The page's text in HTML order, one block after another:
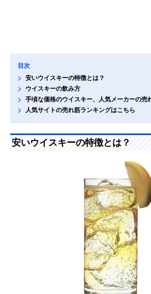
目次
安いウイスキーの特徴とは？
ウイスキーの飲み方
手頃な価格のウイスキー、人気メーカーの売
人気サイトの売れ筋ランキングはこちら
安いウイスキーの特徴とは？